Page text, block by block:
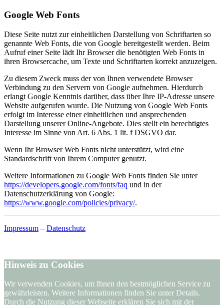
Google Web Fonts
Diese Seite nutzt zur einheitlichen Darstellung von Schriftarten so
genannte Web Fonts, die von Google bereitgestellt werden. Beim
Aufruf einer Seite lädt Ihr Browser die benötigten Web Fonts in
ihren Browsercache, um Texte und Schriftarten korrekt anzuzeigen.
Zu diesem Zweck muss der von Ihnen verwendete Browser
Verbindung zu den Servern von Google aufnehmen. Hierdurch
erlangt Google Kenntnis darüber, dass über Ihre IP-Adresse unsere
Website aufgerufen wurde. Die Nutzung von Google Web Fonts
erfolgt im Interesse einer einheitlichen und ansprechenden
Darstellung unserer Online-Angebote. Dies stellt ein berechtigtes
Interesse im Sinne von Art. 6 Abs. 1 lit. f DSGVO dar.
Wenn Ihr Browser Web Fonts nicht unterstützt, wird eine
Standardschrift von Ihrem Computer genutzt.
Weitere Informationen zu Google Web Fonts finden Sie unter
https://developers.google.com/fonts/faq und in der
Datenschutzerklärung von Google:
https://www.google.com/policies/privacy/.
Impressum – Datenschutz
Hinweis zu Cookies
Wir verwenden Cookies, um Ihnen den bestmöglichen Service zu
gewährleisten. Weitere Informationen finden Sie unter Details.
Durch die Nutzung dieser Webseite erklären Sie sich mit der